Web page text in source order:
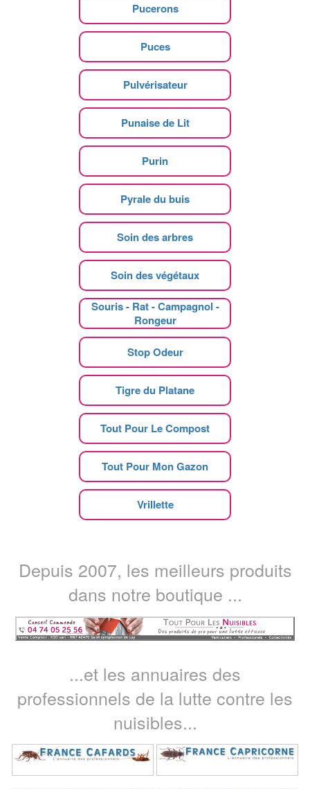
Pucerons
Puces
Pulvérisateur
Punaise de Lit
Purin
Pyrale du buis
Soin des arbres
Soin des végétaux
Souris - Rat - Campagnol -
Rongeur
Stop Odeur
Tigre du Platane
Tout Pour Le Compost
Tout Pour Mon Gazon
Vrillette
Depuis 2007, les meilleurs produits
dans notre boutique ...
...et les annuaires des
professionnels de la lutte contre les
nuisibles...